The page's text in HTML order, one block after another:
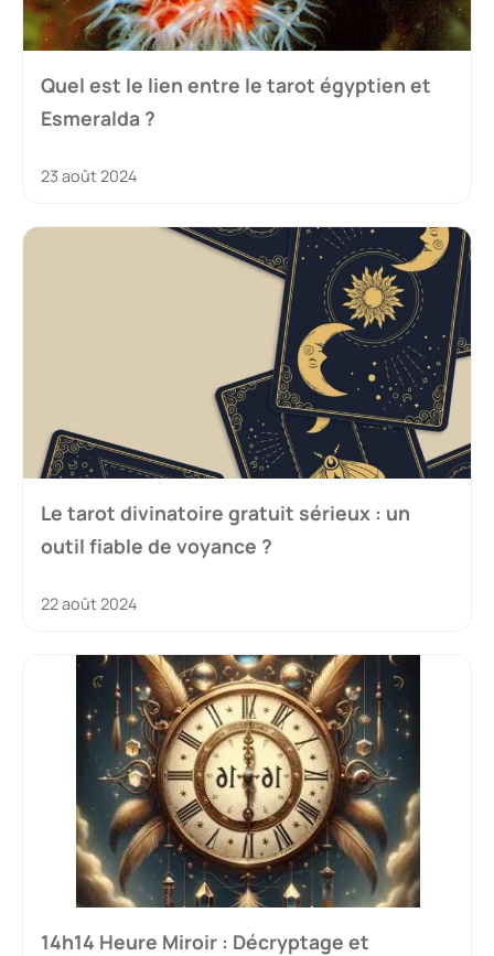
Quel est le lien entre le tarot égyptien et
Esmeralda ?
23 août 2024
Le tarot divinatoire gratuit sérieux : un
outil fiable de voyance ?
22 août 2024
14h14 Heure Miroir : Décryptage et